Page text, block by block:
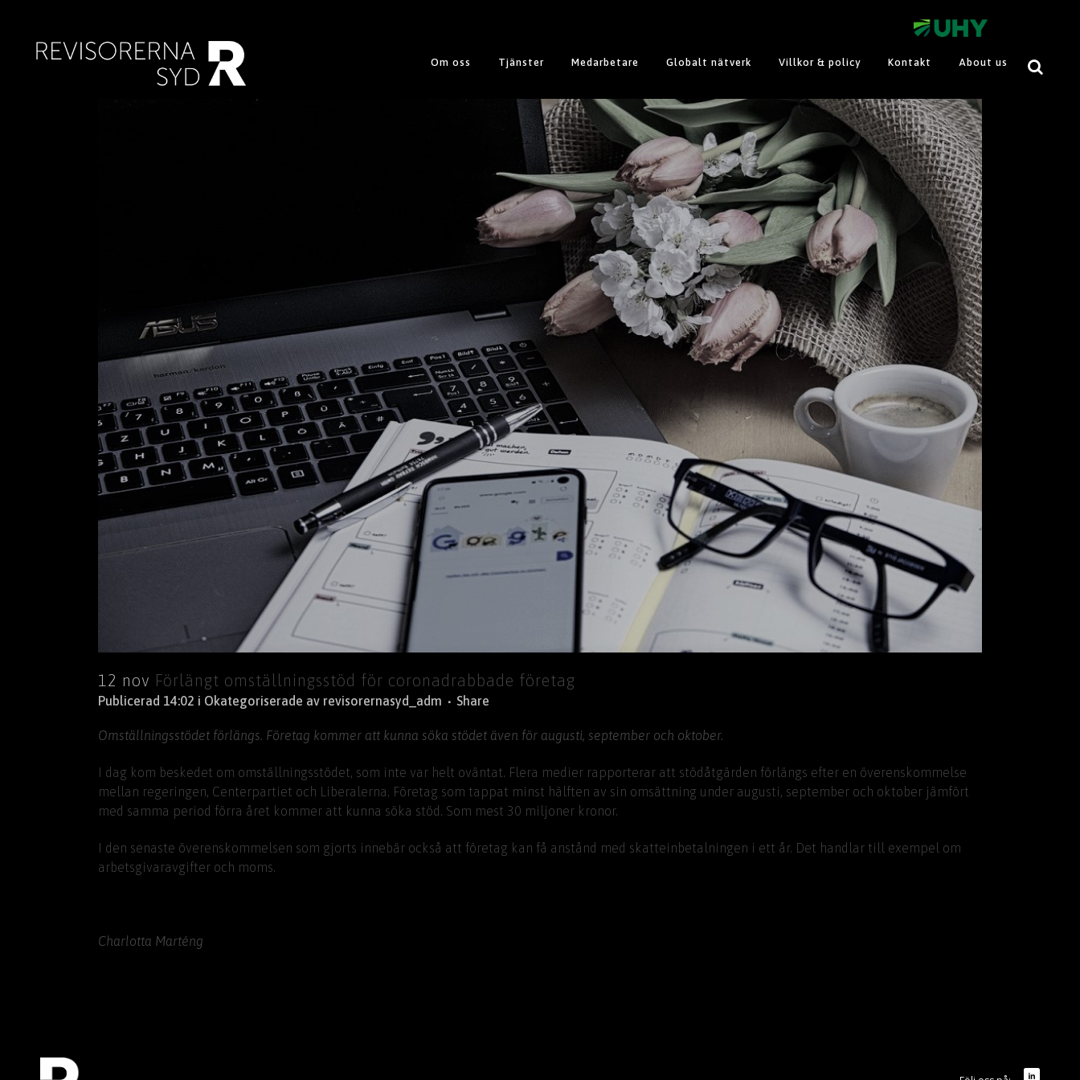
Om oss Tjänster Medarbetare Globalt nätverk Villkor & policy Kontakt About us
12 nov Förlängt omställningsstöd för coronadrabbade företag
Publicerad 14:02 i Okategoriserade av revisorernasyd_adm Share
Omställningsstödet förlängs. Företag kommer att kunna söka stödet även för augusti, september och oktober.
I dag kom beskedet om omställningsstödet, som inte var helt oväntat. Flera medier rapporterar att stödåtgärden förlängs efter en överenskommelse
mellan regeringen, Centerpartiet och Liberalerna. Företag som tappat minst hälften av sin omsättning under augusti, september och oktober jämfört
med samma period förra året kommer att kunna söka stöd. Som mest 30 miljoner kronor.
I den senaste överenskommelsen som gjorts innebär också att företag kan få anstånd med skatteinbetalningen i ett år. Det handlar till exempel om
arbetsgivaravgifter och moms.
Charlotta Marténg